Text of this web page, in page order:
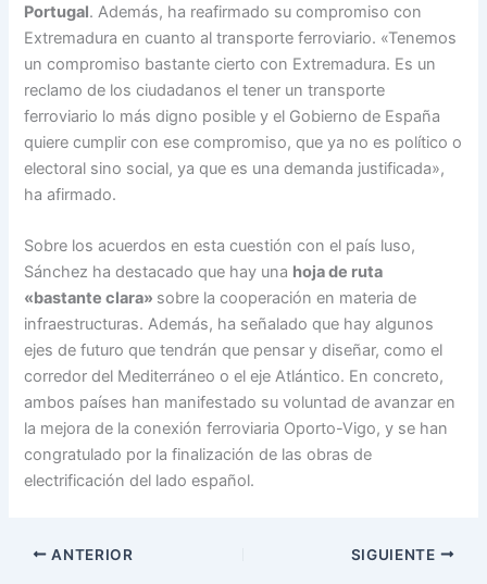
Portugal. Además, ha reafirmado su compromiso con
Extremadura en cuanto al transporte ferroviario. «Tenemos
un compromiso bastante cierto con Extremadura. Es un
reclamo de los ciudadanos el tener un transporte
ferroviario lo más digno posible y el Gobierno de España
quiere cumplir con ese compromiso, que ya no es político o
electoral sino social, ya que es una demanda justificada»,
ha afirmado.
Sobre los acuerdos en esta cuestión con el país luso,
Sánchez ha destacado que hay una hoja de ruta
«bastante clara» sobre la cooperación en materia de
infraestructuras. Además, ha señalado que hay algunos
ejes de futuro que tendrán que pensar y diseñar, como el
corredor del Mediterráneo o el eje Atlántico. En concreto,
ambos países han manifestado su voluntad de avanzar en
la mejora de la conexión ferroviaria Oporto-Vigo, y se han
congratulado por la finalización de las obras de
electrificación del lado español.
ANTERIOR SIGUIENTE